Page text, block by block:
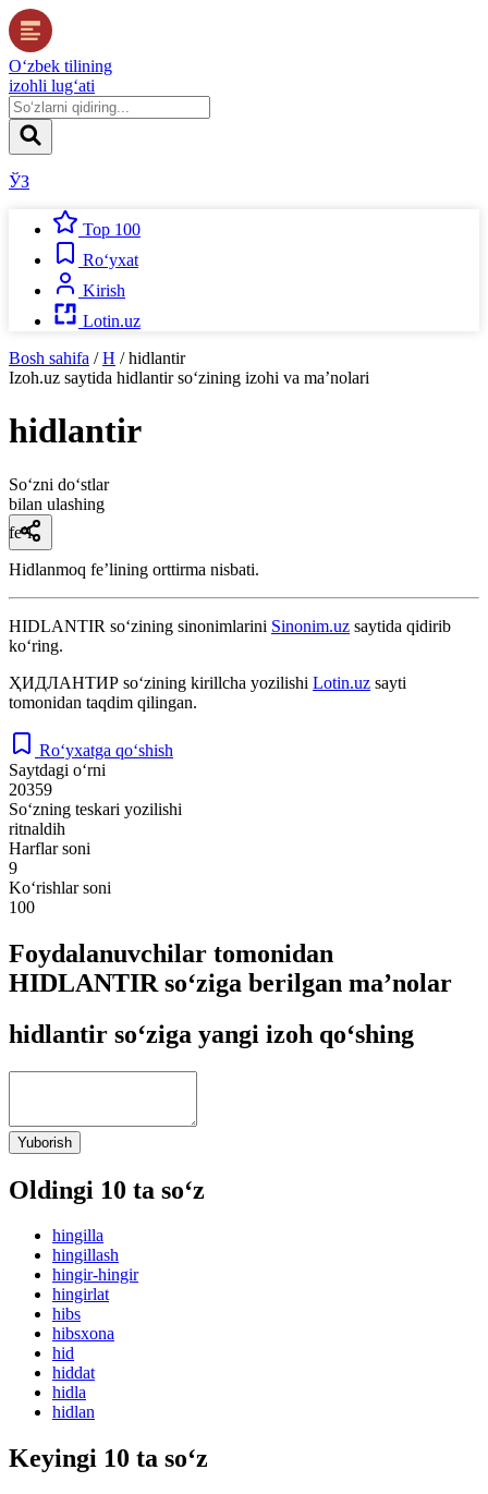
O‘zbek tilining
izohli lug‘ati
ЎЗ
Top 100
Ro‘yxat
Kirish
Lotin.uz
Bosh sahifa / H / hidlantir
Izoh.uz saytida hidlantirso‘zining izohi va ma’nolari
hidlantir
So‘zni do‘stlar
bilan ulashing
fe’l
Hidlanmoq feʼlining orttirma nisbati.
HIDLANTIR so‘zining sinonimlarini Sinonim.uz saytida qidirib
ko‘ring.
ҲИДЛАНТИР so‘zining kirillcha yozilishi Lotin.uz sayti
tomonidan taqdim qilingan.
Ro‘yxatga qo‘shish
Saytdagi o‘rni
20359
So‘zning teskari yozilishi
ritnaldih
Harflar soni
9
Ko‘rishlar soni
100
Foydalanuvchilar tomonidan
HIDLANTIR so‘ziga berilgan ma’nolar
hidlantir so‘ziga yangi izoh qo‘shing
Yuborish
Oldingi 10 ta so‘z
hingilla
hingillash
hingir-hingir
hingirlat
hibs
hibsxona
hid
hiddat
hidla
hidlan
Keyingi 10 ta so‘z